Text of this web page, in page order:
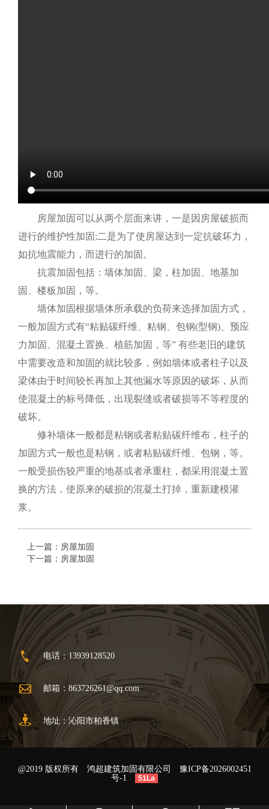
房屋加固可以从两个层面来讲，一是因房屋破损而
进行的维护性加固;二是为了使房屋达到一定抗破坏力，
如抗地震能力，而进行的加固。
抗震加固包括：墙体加固、梁，柱加固、地基加
固、楼板加固，等。
墙体加固根据墙体所承载的负荷来选择加固方式，
一般加固方式有“粘贴碳纤维、粘钢、包钢(型钢)、预应
力加固、混凝土置换、植筋加固，等” 有些老旧的建筑
中需要改造和加固的就比较多，例如墙体或者柱子以及
梁体由于时间较长再加上其他漏水等原因的破坏，从而
使混凝土的标号降低，出现裂缝或者破损等不等程度的
破坏。
修补墙体一般都是粘钢或者粘贴碳纤维布，柱子的
加固方式一般也是粘钢，或者粘贴碳纤维、包钢，等。
一般受损伤较严重的地基或者承重柱，都采用混凝土置
换的方法，使原来的破损的混凝土打掉，重新建模灌
浆。
上一篇： 房屋加固
下一篇： 房屋加固
电话：13939128520
邮箱： 863726261@qq.com
地址：沁阳市柏香镇
@2019 版权所有 鸿超建筑加固有限公司 豫ICP备2026002451
号-1
51La